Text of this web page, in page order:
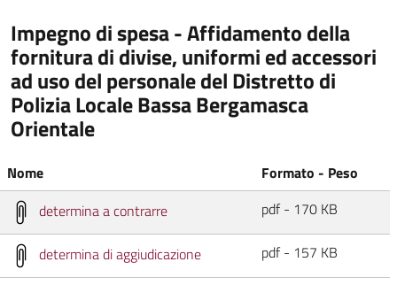
Impegno di spesa - Affidamento della
fornitura di divise, uniformi ed accessori
ad uso del personale del Distretto di
Polizia Locale Bassa Bergamasca
Orientale
Nome
Formato - Peso
determina a contrarre
pdf - 170 KB
determina di aggiudicazione pdf - 157 KB